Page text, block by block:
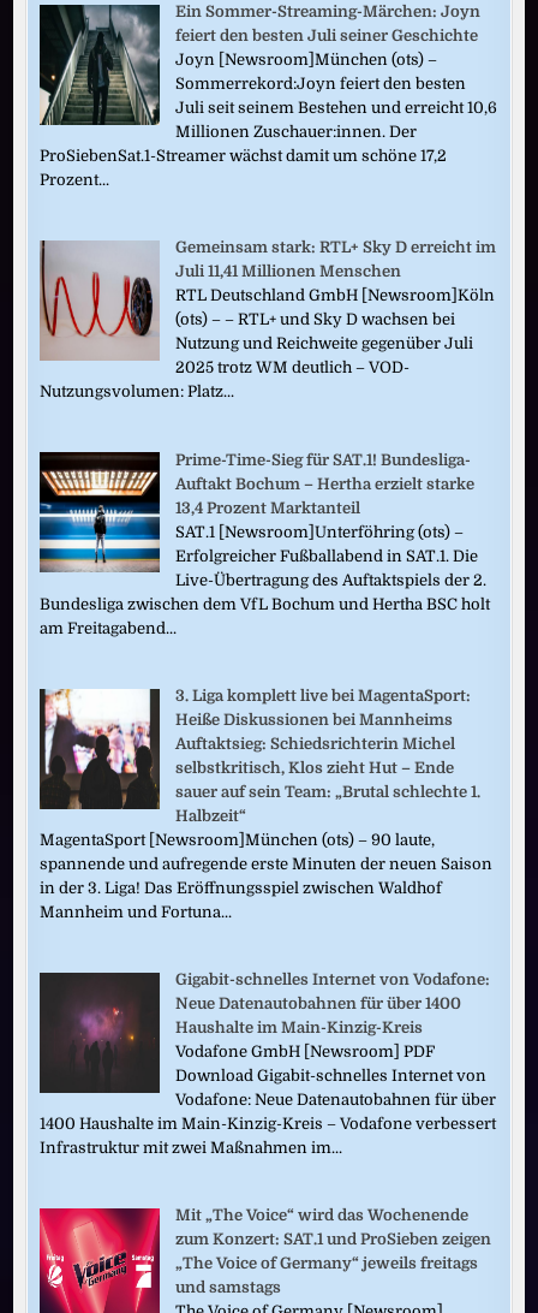
Ein Sommer-Streaming-Märchen: Joyn
feiert den besten Juli seiner Geschichte
Joyn [Newsroom]München (ots) –
Sommerrekord:Joyn feiert den besten
Juli seit seinem Bestehen und erreicht 10,6
Millionen Zuschauer:innen. Der
ProSiebenSat.1-Streamer wächst damit um schöne 17,2
Prozent...
Gemeinsam stark: RTL+ Sky D erreicht im
Juli 11,41 Millionen Menschen
RTL Deutschland GmbH [Newsroom]Köln
(ots) – – RTL+ und Sky D wachsen bei
Nutzung und Reichweite gegenüber Juli
2025 trotz WM deutlich – VOD-
Nutzungsvolumen: Platz...
Prime-Time-Sieg für SAT.1! Bundesliga-
Auftakt Bochum – Hertha erzielt starke
13,4 Prozent Marktanteil
SAT.1 [Newsroom]Unterföhring (ots) –
Erfolgreicher Fußballabend in SAT.1. Die
Live-Übertragung des Auftaktspiels der 2.
Bundesliga zwischen dem VfL Bochum und Hertha BSC holt
am Freitagabend...
3. Liga komplett live bei MagentaSport:
Heiße Diskussionen bei Mannheims
Auftaktsieg: Schiedsrichterin Michel
selbstkritisch, Klos zieht Hut – Ende
sauer auf sein Team: „Brutal schlechte 1.
Halbzeit“
MagentaSport [Newsroom]München (ots) – 90 laute,
spannende und aufregende erste Minuten der neuen Saison
in der 3. Liga! Das Eröffnungsspiel zwischen Waldhof
Mannheim und Fortuna...
Gigabit-schnelles Internet von Vodafone:
Neue Datenautobahnen für über 1400
Haushalte im Main-Kinzig-Kreis
Vodafone GmbH [Newsroom] PDF
Download Gigabit-schnelles Internet von
Vodafone: Neue Datenautobahnen für über
1400 Haushalte im Main-Kinzig-Kreis – Vodafone verbessert
Infrastruktur mit zwei Maßnahmen im...
Mit „The Voice“ wird das Wochenende
zum Konzert: SAT.1 und ProSieben zeigen
„The Voice of Germany“ jeweils freitags
und samstags